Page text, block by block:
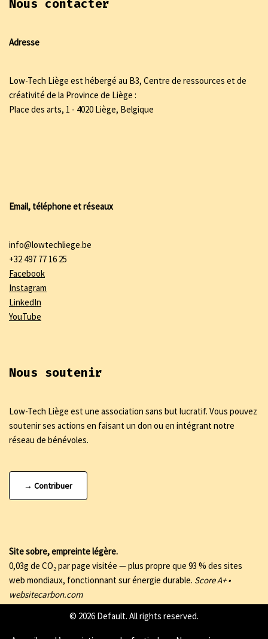
Nous contacter
Adresse
Low-Tech Liège est hébergé au B3, Centre de ressources et de
créativité de la Province de Liège :
Place des arts, 1 - 4020 Liège, Belgique
Email, téléphone et réseaux
info@lowtechliege.be
+32 497 77 16 25
Facebook
Instagram
LinkedIn
YouTube
Nous soutenir
Low-Tech Liège est une association sans but lucratif. Vous pouvez
soutenir ses actions en faisant un don ou en intégrant notre
réseau de bénévoles.
→ Contribuer
Site sobre, empreinte légère.
0,03g de CO₂ par page visitée — plus propre que 93 % des sites
web mondiaux, fonctionnant sur énergie durable. Score A+ •
websitecarbon.com
© 2026 Default. All rights reserved.